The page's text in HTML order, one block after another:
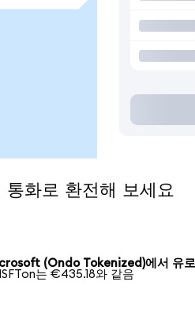
로 환전해 보세요
(Ondo Tokenized)에서 유로
는 €435.18와 같음